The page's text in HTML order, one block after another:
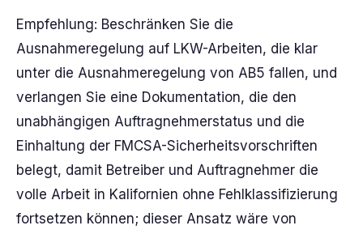
Empfehlung: Beschränken Sie die
Ausnahmeregelung auf LKW-Arbeiten, die klar
unter die Ausnahmeregelung von AB5 fallen, und
verlangen Sie eine Dokumentation, die den
unabhängigen Auftragnehmerstatus und die
Einhaltung der FMCSA-Sicherheitsvorschriften
belegt, damit Betreiber und Auftragnehmer die
volle Arbeit in Kalifornien ohne Fehlklassifizierung
fortsetzen können; dieser Ansatz wäre von